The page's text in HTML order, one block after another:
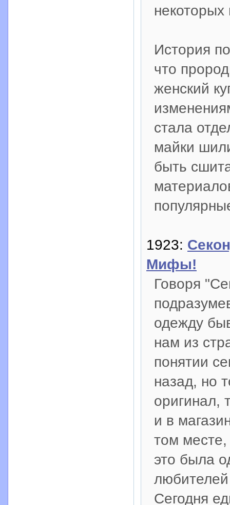
некоторых
История
что
женский
стала
майки
быть
1923:
Мифы!
Говоря
одежду
нам из
понятии
назад, но
оригинал,
и в
том месте,
это была
Сегодня